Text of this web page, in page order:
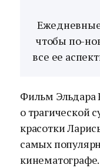
чтобы по-
все ее
Фильм Эльдара
о трагической
красотки
самых